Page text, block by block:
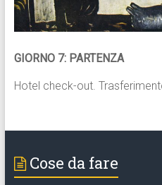
GIORNO 7: PARTENZA
Hotel check-out.
Cose da fare